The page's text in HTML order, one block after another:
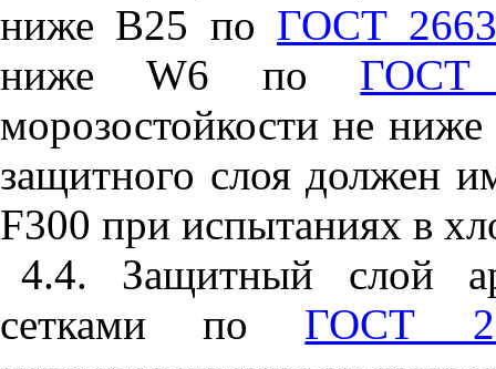
ниже В25 по ГОСТ
нижеW6 по ГОСТ
морозостойкости не ниже
защитного слоя должен
F300 при испытаниях в
4.4. Защитный слой
сетками по ГОСТ